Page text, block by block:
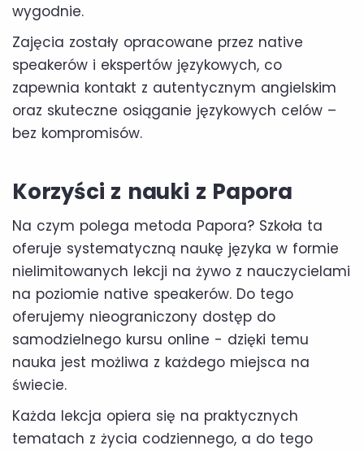
wygodnie.
Zajęcia zostały opracowane przez native
speakerów i ekspertów językowych, co
zapewnia kontakt z autentycznym angielskim
oraz skuteczne osiąganie językowych celów –
bez kompromisów.
Korzyści z nauki z Papora
Na czym polega metoda Papora? Szkoła ta
oferuje systematyczną naukę języka w formie
nielimitowanych lekcji na żywo z nauczycielami
na poziomie native speakerów. Do tego
oferujemy nieograniczony dostęp do
samodzielnego kursu online - dzięki temu
nauka jest możliwa z każdego miejsca na
świecie.
Każda lekcja opiera się na praktycznych
tematach z życia codziennego, a do tego